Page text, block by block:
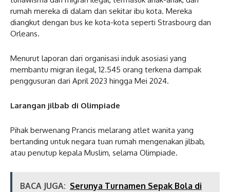
rumah mereka di dalam dan sekitar ibu kota. Mereka
diangkut dengan bus ke kota-kota seperti Strasbourg dan
Orleans.
Menurut laporan dari organisasi induk asosiasi yang
membantu migran ilegal, 12.545 orang terkena dampak
penggusuran dari April 2023 hingga Mei 2024.
Larangan jilbab di Olimpiade
Pihak berwenang Prancis melarang atlet wanita yang
bertanding untuk negara tuan rumah mengenakan jilbab,
atau penutup kepala Muslim, selama Olimpiade.
BACA JUGA: Serunya Turnamen Sepak Bola di